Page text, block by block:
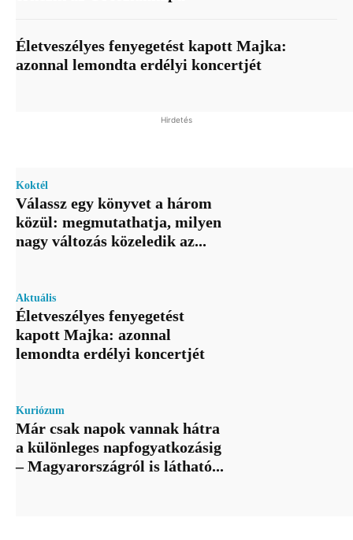
Életveszélyes fenyegetést kapott Majka:
azonnal lemondta erdélyi koncertjét
Hirdetés
Koktél
Válassz egy könyvet a három
közül: megmutathatja, milyen
nagy változás közeledik az...
Aktuális
Életveszélyes fenyegetést
kapott Majka: azonnal
lemondta erdélyi koncertjét
Kuriózum
Már csak napok vannak hátra
a különleges napfogyatkozásig
– Magyarországról is látható...